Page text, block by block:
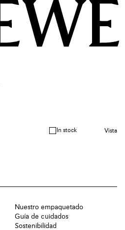
In stock Vista
Nuestro empaquetado
Guía de cuidados
Sostenibilidad